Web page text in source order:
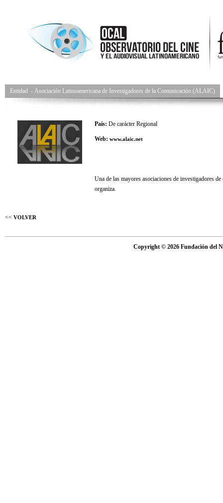
Entidad - Asociación Latinoamericana de Investigadores de la Comunicación (ALAIC)
País: De carácter Regional
Web: www.alaic.net
Una de las mayores asociaciones de investigadores
organiza.
<< VOLVER
Copyright © 2026 Fundación del